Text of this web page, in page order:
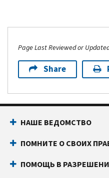
Page Last Reviewed or
Share
НАШЕ ВЕДОМСТВО
ПОМНИТЕ О СВОИХ
ПОМОЩЬ В